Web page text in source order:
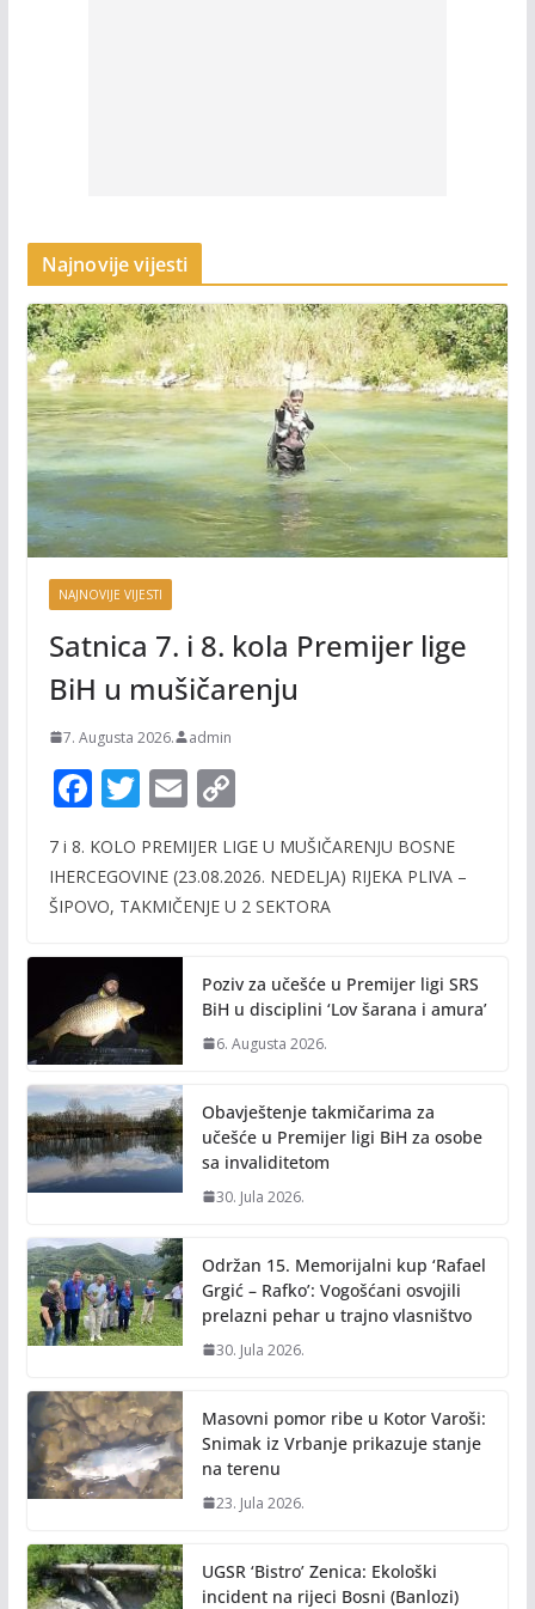
Najnovije vijesti
NAJNOVIJE VIJESTI
Satnica 7. i 8. kola Premijer lige
BiH u mušičarenju
7. Augusta 2026. admin
F
e
b
o
k
T
itt
er
E
ai
l
C
p
y
n
k
7 i 8. KOLO PREMIJER LIGE U MUŠIČARENJU BOSNE
IHERCEGOVINE (23.08.2026. NEDELJA) RIJEKA PLIVA –
ŠIPOVO, TAKMIČENJE U 2 SEKTORA
Poziv za učešće u Premijer ligi SRS
BiH u disciplini ‘Lov šarana i amura’
6. Augusta 2026.
Obavještenje takmičarima za
učešće u Premijer ligi BiH za osobe
sa invaliditetom
30. Jula 2026.
Održan 15. Memorijalni kup ‘Rafael
Grgić – Rafko’: Vogošćani osvojili
prelazni pehar u trajno vlasništvo
30. Jula 2026.
Masovni pomor ribe u Kotor Varoši:
Snimak iz Vrbanje prikazuje stanje
na terenu
23. Jula 2026.
UGSR ‘Bistro’ Zenica: Ekološki
incident na rijeci Bosni (Banlozi)